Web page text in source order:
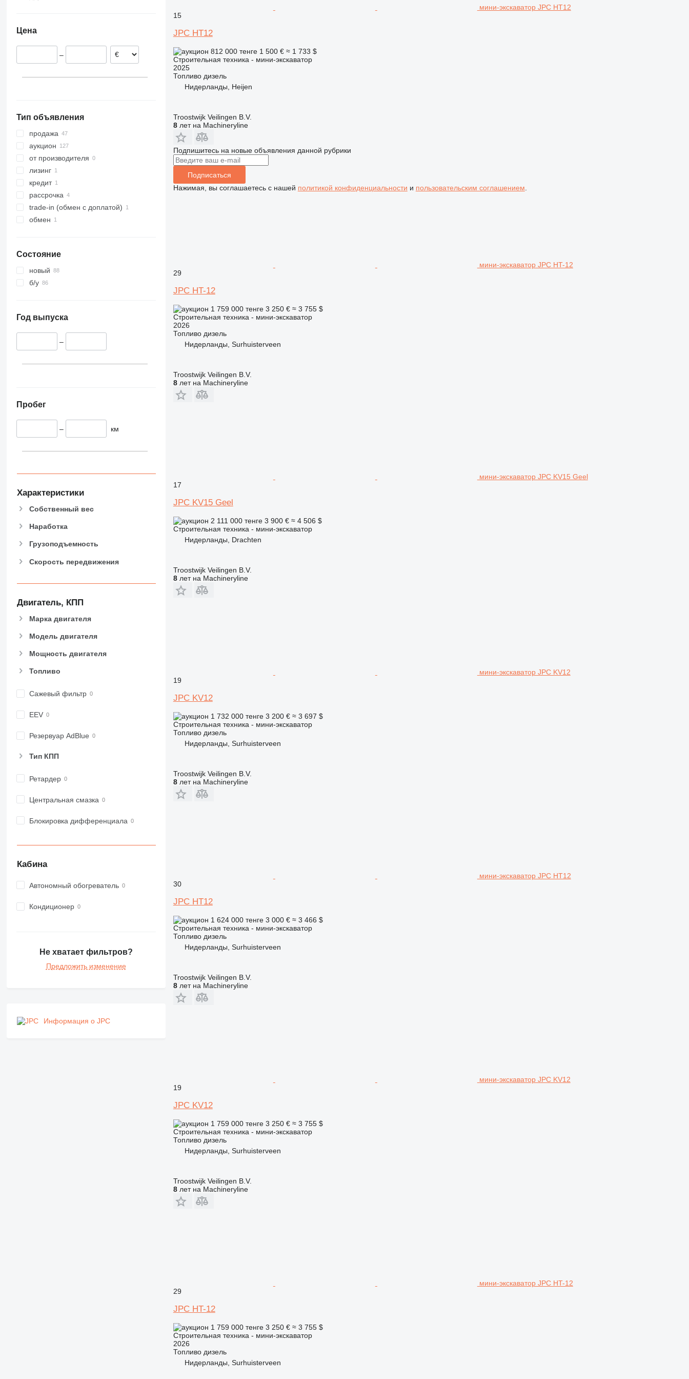
313
319
320
321
322
323
324
325
326
329
340
345
349
374
420
428
434
444
906
908
910
924
930
950
953
963
972
973
982
990
AP
C-series
CS
E-series
IT
MH
436
8025
8026
8030
8035
CT
JS
JZ
NXT
S-Series
Vibromax
3394
R-series
Toucan
XR Германия
Франция
Цена
–
Тип объявления
продажа
аукцион
от производителя
лизинг
кредит
рассрочка
trade-in (обмен с доплатой)
обмен
Состояние
новый
б/у
Год выпуска
–
Пробег
– км
Характеристики
Собственный вес
Наработка
Грузоподъемность
Скорость передвижения
Двигатель, КПП
Марка двигателя
Модель двигателя
Мощность двигателя
Топливо
Сажевый фильтр
EEV
Резервуар AdBlue
Тип КПП
Ретардер
Центральная смазка
Блокировка дифференциала
Кабина
Автономный обогреватель
Кондиционер
Не хватает фильтров?
Предложить изменение
Информация о JPC
мини-экскаватор JPC HT12
15
JPC HT12
812 000 тенге 1 500 € ≈ 1 733 $
Строительная техника - мини-экскаватор
2025
Топливо дизель
Нидерланды, Heijen
Troostwijk Veilingen B.V.
8лет на Machineryline
Подпишитесь на новые объявления данной рубрики
Подписаться
Нажимая, вы соглашаетесь с нашей политикой конфиденциальности и пользовательским соглашением
мини-экскаватор JPC HT-12
29
JPC HT-12
1 759 000 тенге 3 250 € ≈ 3 755 $
Строительная техника - мини-экскаватор
2026
Топливо дизель
Нидерланды, Surhuisterveen
Troostwijk Veilingen B.V.
8лет на Machineryline
мини-экскаватор JPC KV15 Geel
17
JPC KV15 Geel
2 111 000 тенге 3 900 € ≈ 4 506 $
Строительная техника - мини-экскаватор
Нидерланды, Drachten
Troostwijk Veilingen B.V.
8лет на Machineryline
мини-экскаватор JPC KV12
19
JPC KV12
1 732 000 тенге 3 200 € ≈ 3 697 $
Строительная техника - мини-экскаватор
Топливо дизель
Нидерланды, Surhuisterveen
Troostwijk Veilingen B.V.
8лет на Machineryline
мини-экскаватор JPC HT12
30
JPC HT12
1 624 000 тенге 3 000 € ≈ 3 466 $
Строительная техника - мини-экскаватор
Топливо дизель
Нидерланды, Surhuisterveen
Troostwijk Veilingen B.V.
8лет на Machineryline
мини-экскаватор JPC KV12
19
JPC KV12
1 759 000 тенге 3 250 € ≈ 3 755 $
Строительная техника - мини-экскаватор
Топливо дизель
Нидерланды, Surhuisterveen
Troostwijk Veilingen B.V.
8лет на Machineryline
мини-экскаватор JPC HT-12
29
JPC HT-12
1 759 000 тенге 3 250 € ≈ 3 755 $
Строительная техника - мини-экскаватор
2026
Топливо дизель
Нидерланды, Surhuisterveen